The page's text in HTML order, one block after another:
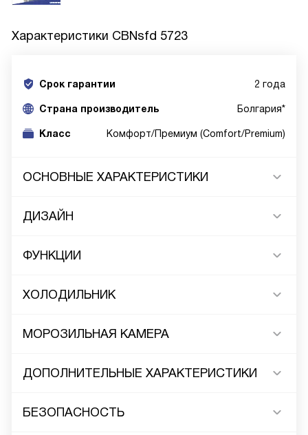
Характеристики CBNsfd 5723
Срок гарантии 2 года
Cтрана производитель Болгария*
Класс Комфорт/Премиум (Comfort/Premium)
ОСНОВНЫЕ ХАРАКТЕРИСТИКИ
ДИЗАЙН
ФУНКЦИИ
ХОЛОДИЛЬНИК
МОРОЗИЛЬНАЯ КАМЕРА
ДОПОЛНИТЕЛЬНЫЕ ХАРАКТЕРИСТИКИ
БЕЗОПАСНОСТЬ